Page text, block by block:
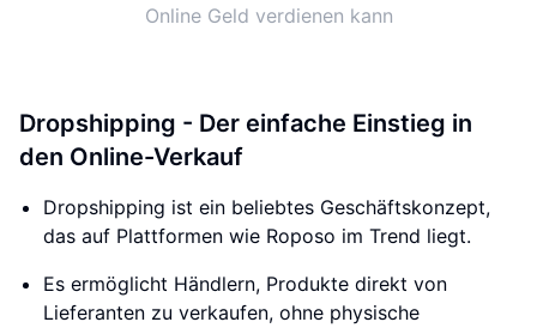
Online Geld verdienen kann
Dropshipping - Der einfache Einstieg in
den Online-Verkauf
Dropshipping ist ein beliebtes Geschäftskonzept,
das auf Plattformen wie Roposo im Trend liegt.
Es ermöglicht Händlern, Produkte direkt von
Lieferanten zu verkaufen, ohne physische